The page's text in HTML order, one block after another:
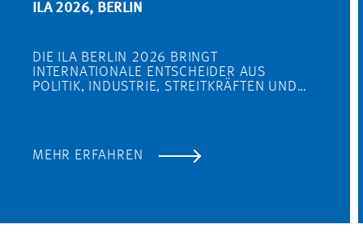
ILA 2026, BERLIN
DIE ILA BERLIN 2026 BRINGT
INTERNATIONALE ENTSCHEIDER AUS
POLITIK, INDUSTRIE, STREITKRÄFTEN UND…
MEHR ERFAHREN